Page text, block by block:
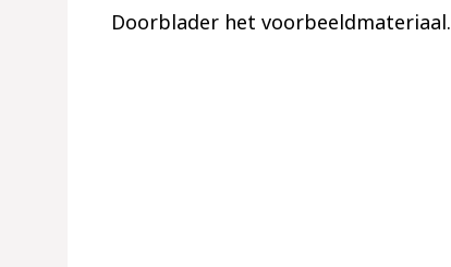
Doorblader het voorbeeldmateriaal.